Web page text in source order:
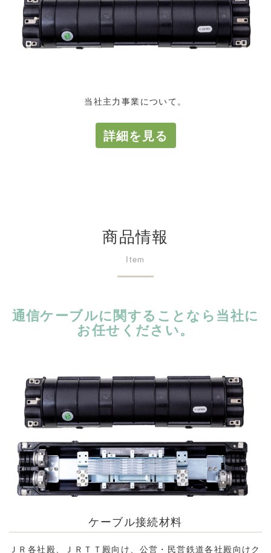
当社主力事業について。
詳細を見る
商品情報
Item
通信ケーブルに関することなら当社に
お任せください。
ケーブル接続材料
ＪＲ各社殿、ＪＲＴＴ殿向け、公営・民営鉄道各社殿向けク